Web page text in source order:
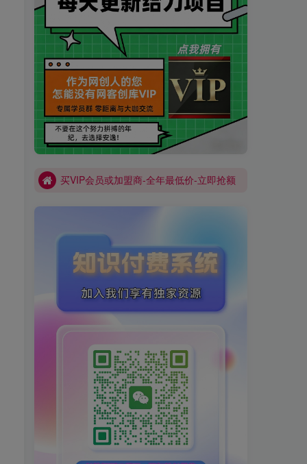
买VIP会员或加盟商-全年最低价-立即抢额
网创库-限时优惠 别错过!
买VIP会员或加盟商-全年最低价-立即抢额
网创库-限时优惠 别错过!